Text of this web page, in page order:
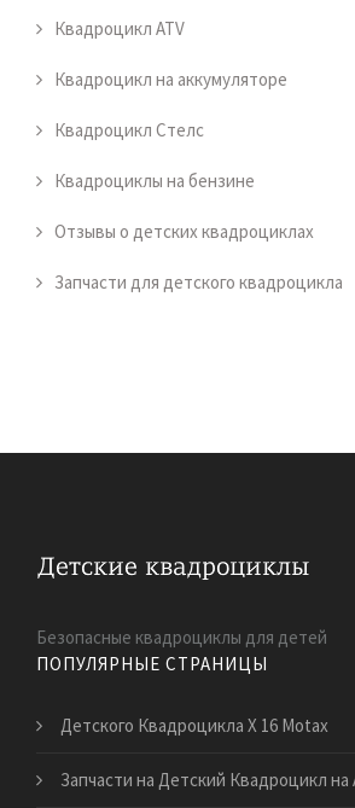
Квадроцикл ATV
Квадроцикл на аккумуляторе
Квадроцикл Стелс
Квадроциклы на бензине
Отзывы о детских квадроциклах
Запчасти для детского квадроцикла
Безопасные квадроциклы для детей
ПОПУЛЯРНЫЕ СТРАНИЦЫ
Детского Квадроцикла X 16 Motax
Запчасти на Детский Квадроцикл на